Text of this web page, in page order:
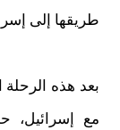
طريقها إلى
بعد هذه الرحلة
مع إسرائيل،